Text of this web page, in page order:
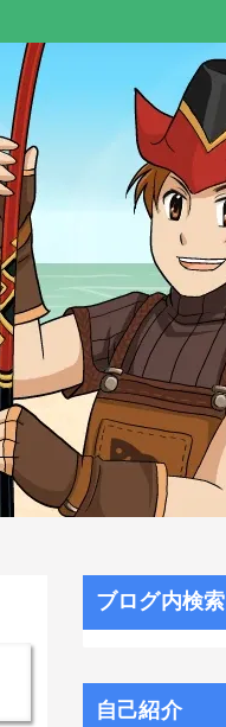
ブログ内検索
自己紹介